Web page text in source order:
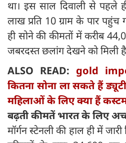
था। इस साल दिवाली से पहले
लाख प्रति 10 ग्राम के पार
ही सोने की कीमतों में करीब
जबरदस्त छलांग देखने को मिली
ALSO READ: gold
कितना सोना ला सकते हैं
महिलाओं के लिए क्या हैं
बढ़ती कीमतें भारत के लिए
मॉर्गन स्टेनली की हाल ही में जारी